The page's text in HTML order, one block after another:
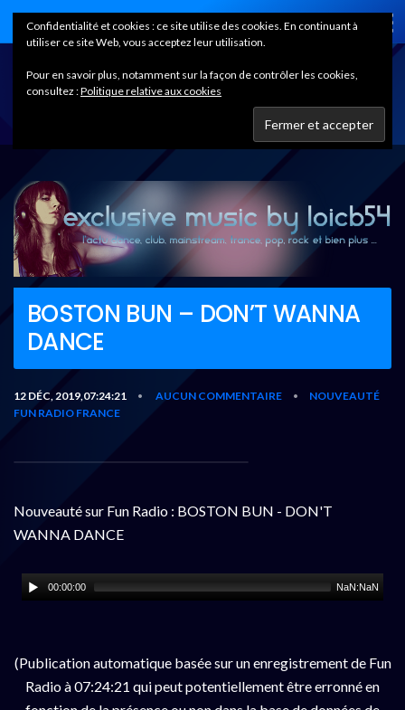
Home
BOSTON BUN – DON’T WANNA
DANCE
12 DÉC, 2019,07:24:21 • AUCUN COMMENTAIRE •
NOUVEAUTÉ
FUN RADIO FRANCE
Nouveauté sur Fun Radio : BOSTON BUN - DON'T
WANNA DANCE
00:00:00 NaN:NaN
(Publication automatique basée sur un enregistrement de Fun
Radio à 07:24:21 qui peut potentiellement être erronné en
Confidentialité et cookies : ce site utilise des cookies. En continuant à
utiliser ce site Web, vous acceptez leur utilisation.
Pour en savoir plus, notamment sur la façon de contrôler les cookies,
consultez :Politique relative aux cookies